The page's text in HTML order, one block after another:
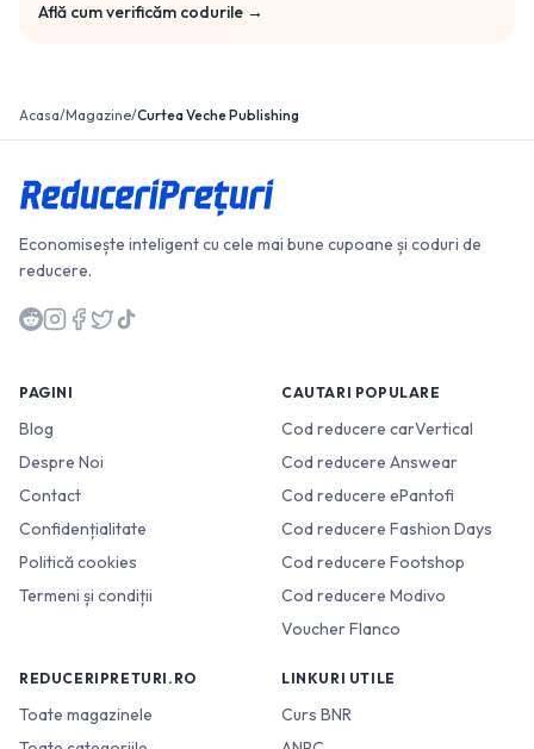
Află cum verificăm codurile →
Acasa/Magazine/Curtea Veche Publishing
Economisește inteligent cu cele mai bune cupoane și coduri de
reducere.
PAGINI
Blog
Despre Noi
Contact
Confidențialitate
Politică cookies
Termeni și condiții
CAUTARI POPULARE
Cod reducere carVertical
Cod reducere Answear
Cod reducere ePantofi
Cod reducere Fashion Days
Cod reducere Footshop
Cod reducere Modivo
Voucher Flanco
REDUCERIPRETURI.RO
Toate magazinele
LINKURI UTILE
Curs BNR